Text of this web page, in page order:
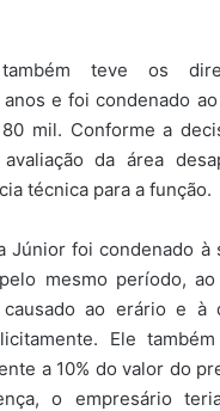
teve os
e foi condenado
mil. Conforme a
da área
técnica para a função.
Júnior foi condenado à
mesmo período, ao
ao erário e à
Ele
a 10% do valor do
o empresário